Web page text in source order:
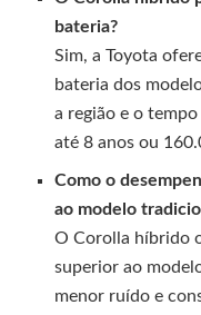
bateria?
Sim, a Toyota
bateria dos
a região e o
até 8 anos ou
Como o
ao modelo
O Corolla híbrido
superior ao
menor ruído e